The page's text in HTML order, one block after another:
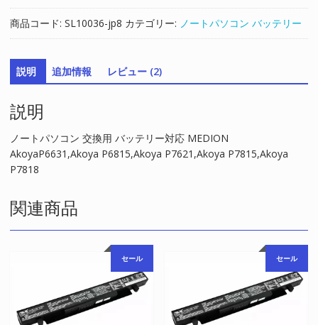
用
バ
ッ
テ
リ
対
応
MEDION
AkoyaP6631,Akoya
P6815,Akoya
P7815,Akoya
P7818
個
商品コード: SL10036-jp8 カテゴリー: ノートパソコン バッテリー
説明 追加情報 レビュー (2)
説明
ノートパソコン 交換用 バッテリー対応 MEDION
AkoyaP6631,Akoya P6815,Akoya P7621,Akoya P7815,Akoya
P7818
関連商品
セール セール